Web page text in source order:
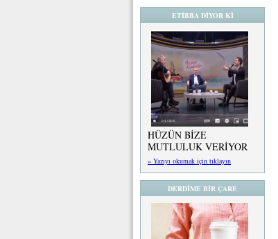
ETİBBA DİYOR Kİ
HÜZÜN BİZE
MUTLULUK VERİYOR
» Yazıyı okumak için tıklayın
DERDİME BİR ÇARE